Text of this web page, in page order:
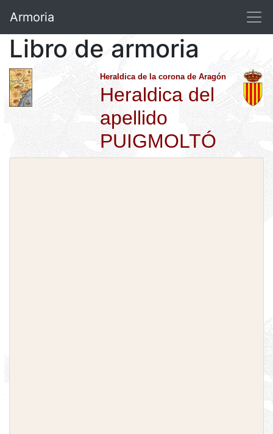
Armoria
Libro de armoria
Heraldica de la corona de Aragón
Heraldica del
apellido
PUIGMOLTÓ